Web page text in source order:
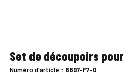
Set de découpoirs
Numéro d'article.: 8897-F7-0